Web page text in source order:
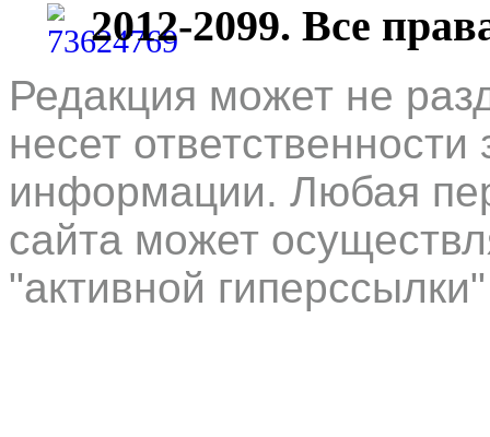
2012-2099. Все
Редакция может не
несет
информации. Любая
сайта может
"активной